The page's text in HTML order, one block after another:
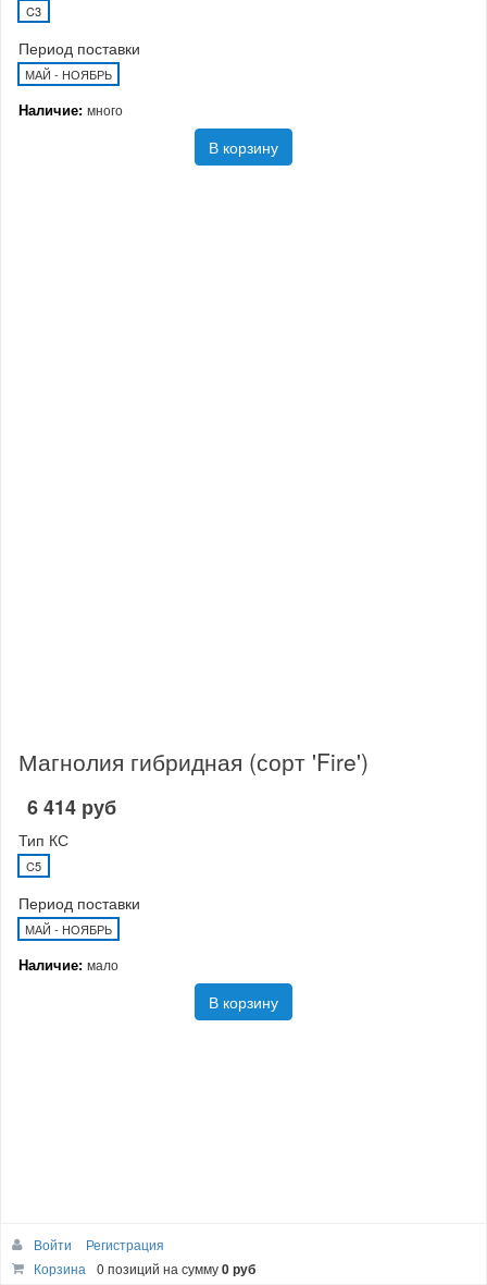
C3
Период поставки
МАЙ - НОЯБРЬ
Наличие: много
В корзину
Магнолия гибридная (сорт 'Fire')
6 414 руб
Тип КС
C5
Период поставки
МАЙ - НОЯБРЬ
Наличие: мало
В корзину
Войти
Регистрация
Корзина
0 позиций на сумму0 руб